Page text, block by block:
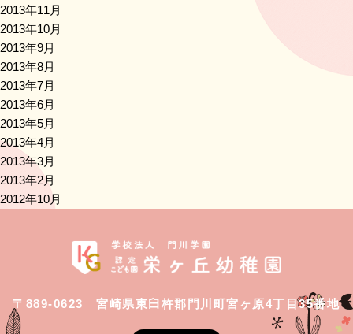
2013年11月
2013年10月
2013年9月
2013年8月
2013年7月
2013年6月
2013年5月
2013年4月
2013年3月
2013年2月
2012年10月
〒889-0623 宮崎県東臼杵郡門川町宮ヶ原4丁目35番地